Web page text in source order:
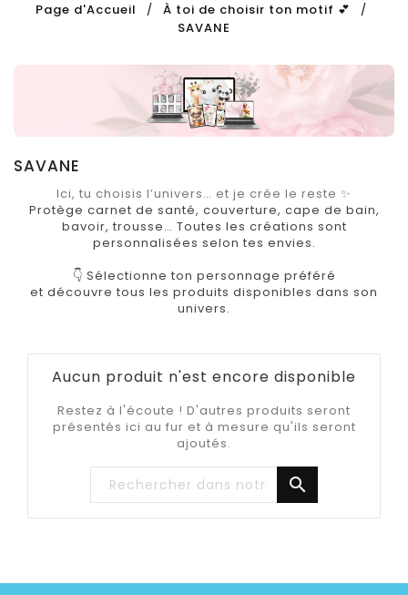
Page d'Accueil
À toi de choisir ton motif 💕
SAVANE
SAVANE
Ici, tu choisis l’univers… et je crée le reste ✨
Protège carnet de santé, couverture, cape de bain,
bavoir, trousse… Toutes les créations sont
personnalisées selon tes envies.
👇 Sélectionne ton personnage préféré
et découvre tous les produits disponibles dans son
univers.
Aucun produit n'est encore disponible
Restez à l'écoute ! D'autres produits seront
présentés ici au fur et à mesure qu'ils seront
ajoutés.
